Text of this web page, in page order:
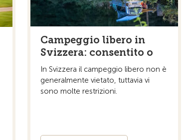
Campeggio libero in
Svizzera: consentito o
In Svizzera il campeggio libero non è
generalmente vietato, tuttavia vi
sono molte restrizioni.